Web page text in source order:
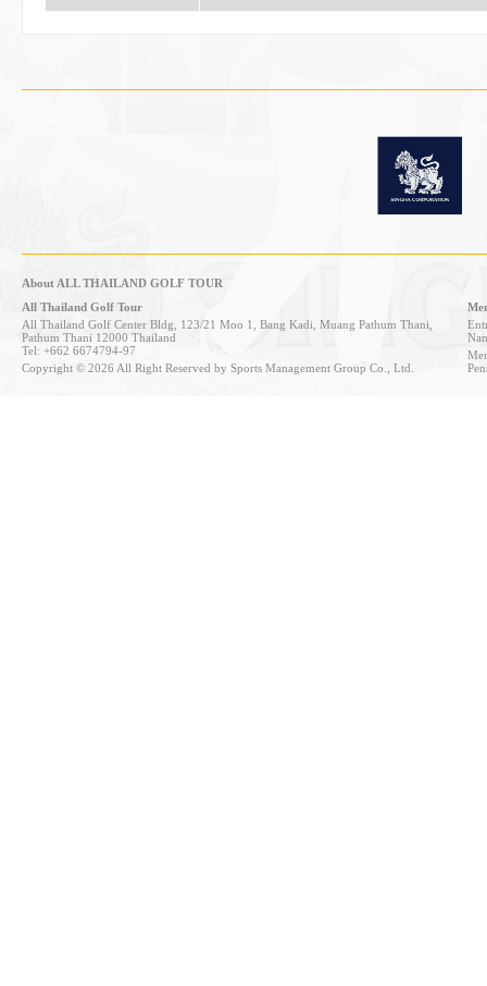
About ALL THAILAND GOLF TOUR
All Thailand Golf Tour
All Thailand Golf Center Bldg, 123/21 Moo 1, Bang Kadi, Muang Pathum Thani,
Pathum Thani 12000 Thailand
Tel: +662 6674794-97
Copyright © 2026 All Right Reserved by Sports Management Group Co., Ltd.